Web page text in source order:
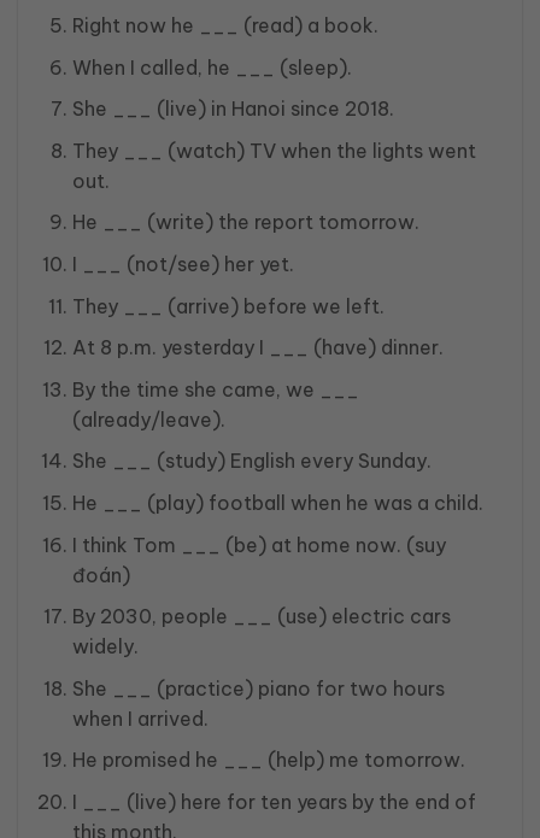
Right now he ___ (read) a book.
When I called, he ___ (sleep).
She ___ (live) in Hanoi since 2018.
They ___ (watch) TV when the lights went
out.
He ___ (write) the report tomorrow.
I ___ (not/see) her yet.
They ___ (arrive) before we left.
At 8 p.m. yesterday I ___ (have) dinner.
By the time she came, we ___
(already/leave).
She ___ (study) English every Sunday.
He ___ (play) football when he was a child.
I think Tom ___ (be) at home now. (suy
đoán)
By 2030, people ___ (use) electric cars
widely.
She ___ (practice) piano for two hours
when I arrived.
He promised he ___ (help) me tomorrow.
I ___ (live) here for ten years by the end of
this month.